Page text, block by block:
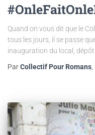
Quand on vous dit que le
tous les jours, il se passe
inauguration du local, dépôt
ParCollectif Pour Romans